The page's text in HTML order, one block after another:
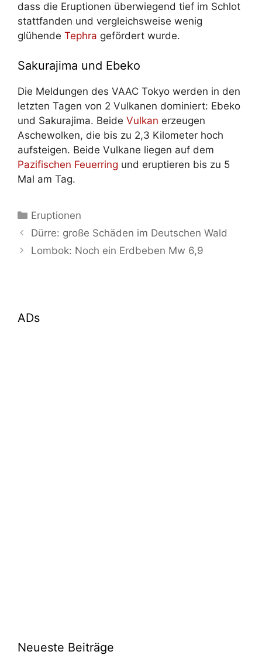
dass die Eruptionen überwiegend tief im Schlot
stattfanden und vergleichsweise wenig
glühende Tephra gefördert wurde.
Sakurajima und Ebeko
Die Meldungen des VAAC Tokyo werden in den
letzten Tagen von 2 Vulkanen dominiert: Ebeko
und Sakurajima. Beide Vulkan erzeugen
Aschewolken, die bis zu 2,3 Kilometer hoch
aufsteigen. Beide Vulkane liegen auf dem
Pazifischen Feuerring und eruptieren bis zu 5
Mal am Tag.
Kategorien
Eruptionen
Dürre: große Schäden im Deutschen Wald
Lombok: Noch ein Erdbeben Mw 6,9
ADs
Neueste Beiträge